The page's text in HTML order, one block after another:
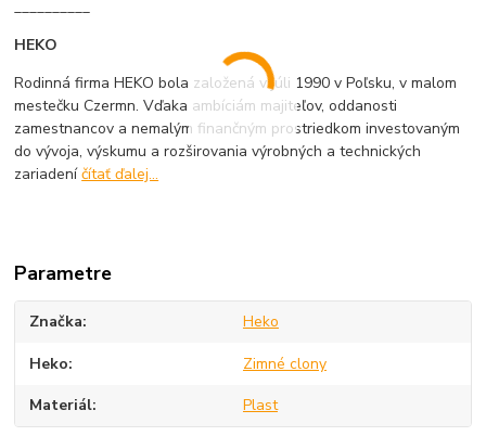
HEKO
Rodinná firma HEKO bola založená v júli 1990 v Poľsku, v malom
mestečku Czermn. Vďaka ambíciám majiteľov, oddanosti
zamestnancov a nemalým finančným prostriedkom investovaným
do vývoja, výskumu a rozširovania výrobných a technických
zariadeníčítať ďalej...
Parametre
Značka Heko
Heko Zimné clony
Materiál Plast